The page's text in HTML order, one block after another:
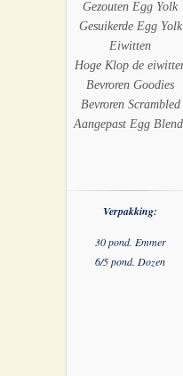
Gezouten Egg Yolk
Gesuikerde Egg Yolk
Eiwitten
Hoge Klop de
Bevroren Goodies
Bevroren Scrambled
Aangepast Egg
Verpakking:
30 pond. Emmer
6/5 pond. Dozen